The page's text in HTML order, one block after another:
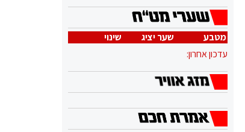
מטבע שער יציג
שינוי
עדכון אחרון: